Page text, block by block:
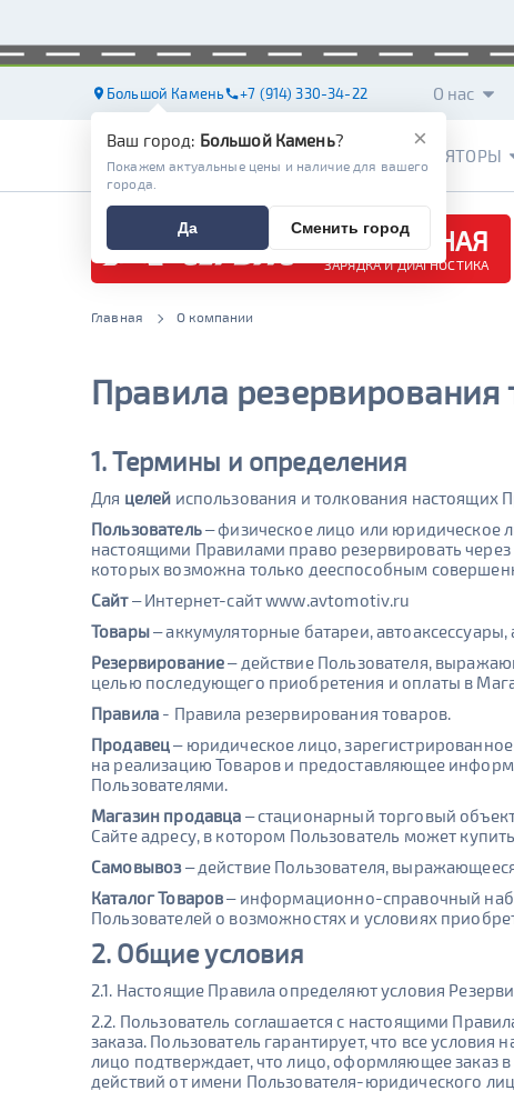
Большой Камень +7 (914) 330-34-22 О нас
АККУМУЛЯТОРЫ
БЕСПЛАТНАЯ
ЗАРЯДКА И ДИАГНОСТИКА
Главная О компании
Правила резервирования
1. Термины и определения
Для целей использования и толкования
Пользователь– физическое лицо или юридическое
настоящими Правилами право резервировать
которых возможна только дееспособным
Сайт– Интернет-сайт www.avtomotiv.ru
Товары– аккумуляторные батареи,
Резервирование– действие Пользователя,
целью последующего приобретения и оплаты в
Правила - Правила резервирования товаров.
Продавец– юридическое лицо,
на реализацию Товаров и предоставляющее
Пользователями.
Магазин продавца – стационарный торговый
Сайте адресу, в котором Пользователь может
Самовывоз– действие Пользователя,
Каталог Товаров– информационно-справочный
Пользователей о возможностях и условиях
2. Общие условия
2.1. Настоящие Правила определяют условия
2.2. Пользователь соглашается с настоящими
заказа. Пользователь гарантирует, что все
лицо подтверждает, что лицо, оформляющее
действий от имени Пользователя-юридического
×
Ваш город: Большой Камень?
Покажем актуальные цены и наличие для вашего
города.
Да Сменить город